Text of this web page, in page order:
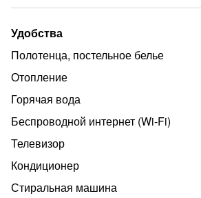
двуспальный диван-кровать. 2 км
Princess, Стелла, Корона
Удобства
Полотенца, постельное белье
Отопление
Горячая вода
Беспроводной интернет (Wi‑Fi)
Телевизор
Кондиционер
Стиральная машина